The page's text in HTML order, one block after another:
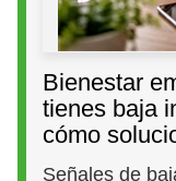
Bienestar
tienes baja
cómo
Señales de